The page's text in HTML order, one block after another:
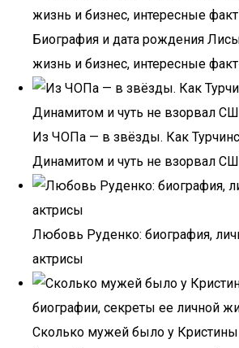
Биография и дата рождения
жизнь и бизнес, интересные
Из ЧОПа — в звёзды. Как
Динамитом и чуть не взорвал
Любовь Руденко: биография,
актрисы
Сколько мужей было у Кристины